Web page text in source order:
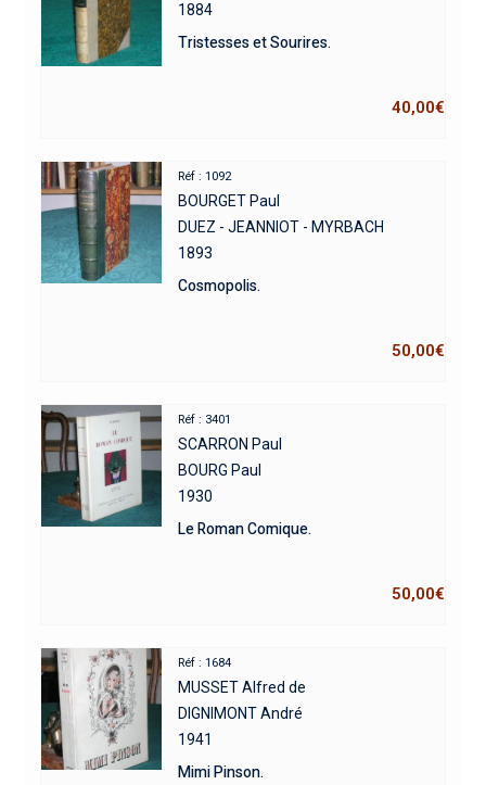
1884
Tristesses et Sourires.
40,00€
Réf : 1092
BOURGET Paul
DUEZ - JEANNIOT - MYRBACH
1893
Cosmopolis.
50,00€
Réf : 3401
SCARRON Paul
BOURG Paul
1930
Le Roman Comique.
50,00€
Réf : 1684
MUSSET Alfred de
DIGNIMONT André
1941
Mimi Pinson.